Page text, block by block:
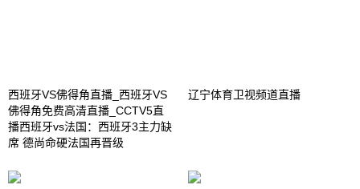
西班牙VS佛得角直播_西班牙VS
佛得角免费高清直播_CCTV5直
播西班牙vs法国：西班牙3主力缺
席 德尚命硬法国再晋级
辽宁体育卫视频道直播